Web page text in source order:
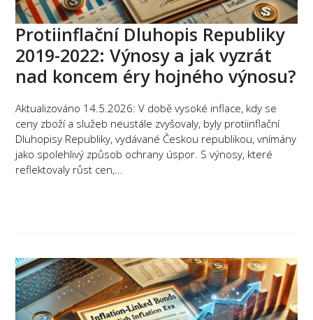
Protiinflační Dluhopis Republiky
2019-2022: Výnosy a jak vyzrát
nad koncem éry hojného výnosu?
Aktualizováno 14.5.2026: V době vysoké inflace, kdy se
ceny zboží a služeb neustále zvyšovaly, byly protiinflační
Dluhopisy Republiky, vydávané Českou republikou, vnímány
jako spolehlivý způsob ochrany úspor. S výnosy, které
reflektovaly růst cen,...